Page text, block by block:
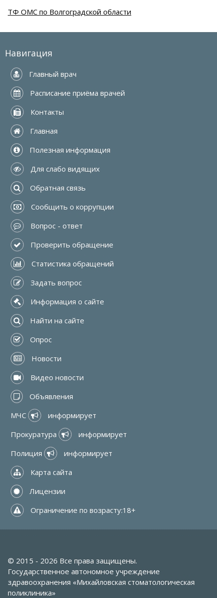
ТФ ОМС по Волгоградской области
Навигация
Главный врач
Расписание приёма врачей
Контакты
Главная
Полезная информация
Для слабо видящих
Обратная связь
Сообщить о коррупции
Вопрос - ответ
Проверить обращение
Статистика обращений
Задать вопрос
Информация о сайте
Найти на сайте
Опрос
Новости
Видео новости
Объявления
МЧС
информирует
Прокуратура
информирует
Полиция
информирует
Карта сайта
Лицензии
Ограничение по возрасту:18+
© 2015 - 2026 Все права защищены.
Государственное автономное учреждение
здравоохранения «Михайловская стоматологическая
поликлиника»